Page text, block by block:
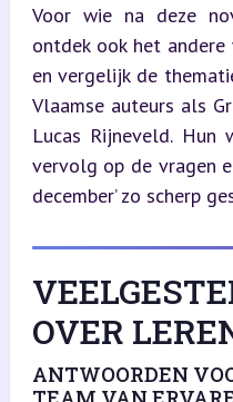
Voor wie na deze
ontdek ook het
en vergelijk de
Vlaamse auteurs als
Lucas Rijneveld. Hun
vervolg op de vragen
december’ zo scherp
OVER
ANTWOORDEN